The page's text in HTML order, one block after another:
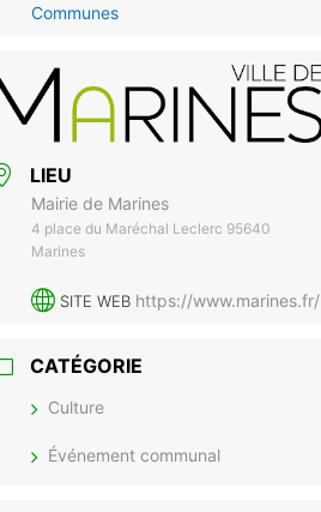
Communes
LIEU
Mairie de Marines
4 place du Maréchal Leclerc 95640
Marines
SITE WEB https://www.marines.fr/
CATÉGORIE
Culture
Événement communal